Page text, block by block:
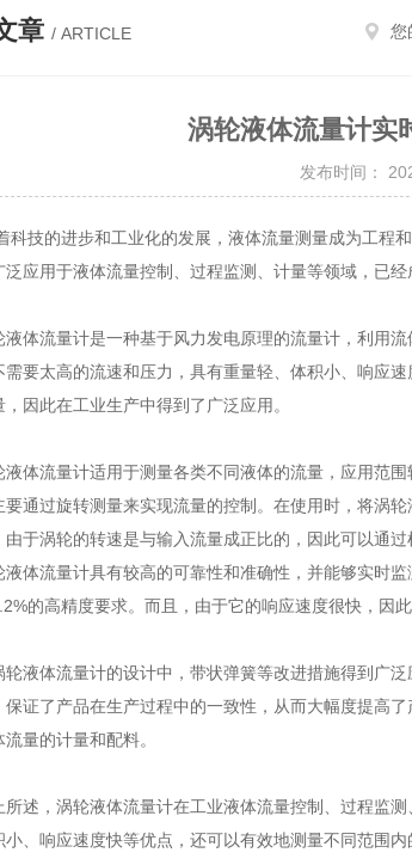
章 / ARTICLE 您
涡轮液体流量计实
发布时间：
的进步和工业化的发展，液体流量测量成为工程和
泛应用于液体流量控制、过程监测、计量等领域，已经
流量计是一种基于风力发电原理的流量计，利用流
需要太高的流速和压力，具有重量轻、体积小、响应
因此在工业生产中得到了广泛应用。
流量计适用于测量各类不同液体的流量，应用范围
过旋转测量来实现流量的控制。在使用时，将涡轮
由于涡轮的转速是与输入流量成正比的，因此可以通过
流量计具有较高的可靠性和准确性，并能够实时监
的高精度要求。而且，由于它的响应速度很快，因
体流量计的设计中，带状弹簧等改进措施得到广泛
保证了产品在生产过程中的一致性，从而大幅度提高
量的计量和配料。
，涡轮液体流量计在工业液体流量控制、过程监测
小、响应速度快等优点，还可以有效地测量不同范围